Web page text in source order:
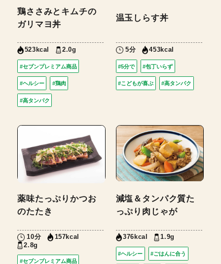
鶏ささみとキムチの
ガリマヨ丼
523kcal 2.0g
#セブンプレミアム商品
#ヘルシー #鶏肉
#高タンパク
温玉しらす丼
5分 453kcal
#5分で #包丁いらず
#こどもが喜ぶ #高タンパク
薬味たっぷりかつお
のたたき
10分
157kcal
2.8g
#セブンプレミアム商品
減塩＆タンパク質た
っぷり肉じゃが
376kcal 1.9g
#ヘルシー #ごはんに合う